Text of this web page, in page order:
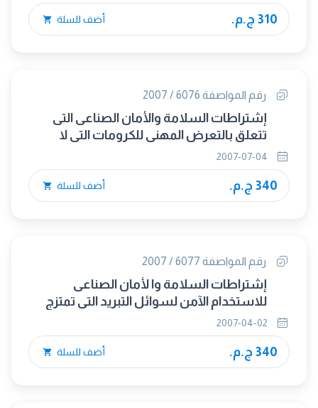
310 ج.م. أضف للسلة
رقم المواصفة 6076 / 2007
إشتراطات السلامة والأمان الصناعى التى
تتعلق بالتعرض المهنى للكرومات التى لا
تذوب فى الماء
340 ج.م. أضف للسلة
رقم المواصفة 6077 / 2007
إشتراطات السلامة وا لأمان الصناعى
للاستخدام الآمن لسوائل التبريد التي تمتزج
بالماء والمستخدمة عند تشغيل المعادن
340 ج.م. أضف للسلة